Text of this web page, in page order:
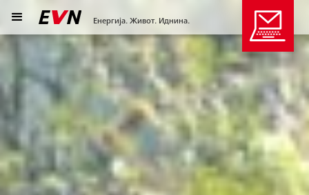
Енергија. Живот. Иднина.